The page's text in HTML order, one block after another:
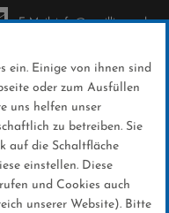
E-Mail: info@sc-willingen.de
ein. Einige von ihnen sind
oder zum Ausfüllen
uns helfen unser
zu betreiben. Sie
auf die Schaltfläche
einstellen. Diese
und Cookies auch
unserer Website). Bitte